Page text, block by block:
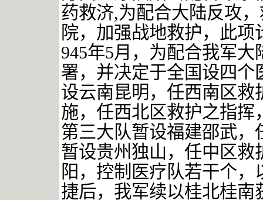
药救济,为配合大陆反攻
院，加强战地救护，此
945年5月，为配合我军大
署，并决定于全国设四
设云南昆明，任西南区
施，任西北区救护之指
第三大队暂设福建邵武
暂设贵州独山，任中区
阳，控制医疗队若干个，
捷后，我军续以桂北桂